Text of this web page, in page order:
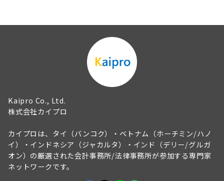
Kaipro Co., Ltd.
株式会社カイプロ
カイプロは、タイ（バンコク）・ベトナム（ホーチミン/ハノ
イ）・インドネシア（ジャカルタ）・インド（デリー/グルガ
オン）の厳選された会計事務所/法律事務所が参加する専門家
ネットワークです。